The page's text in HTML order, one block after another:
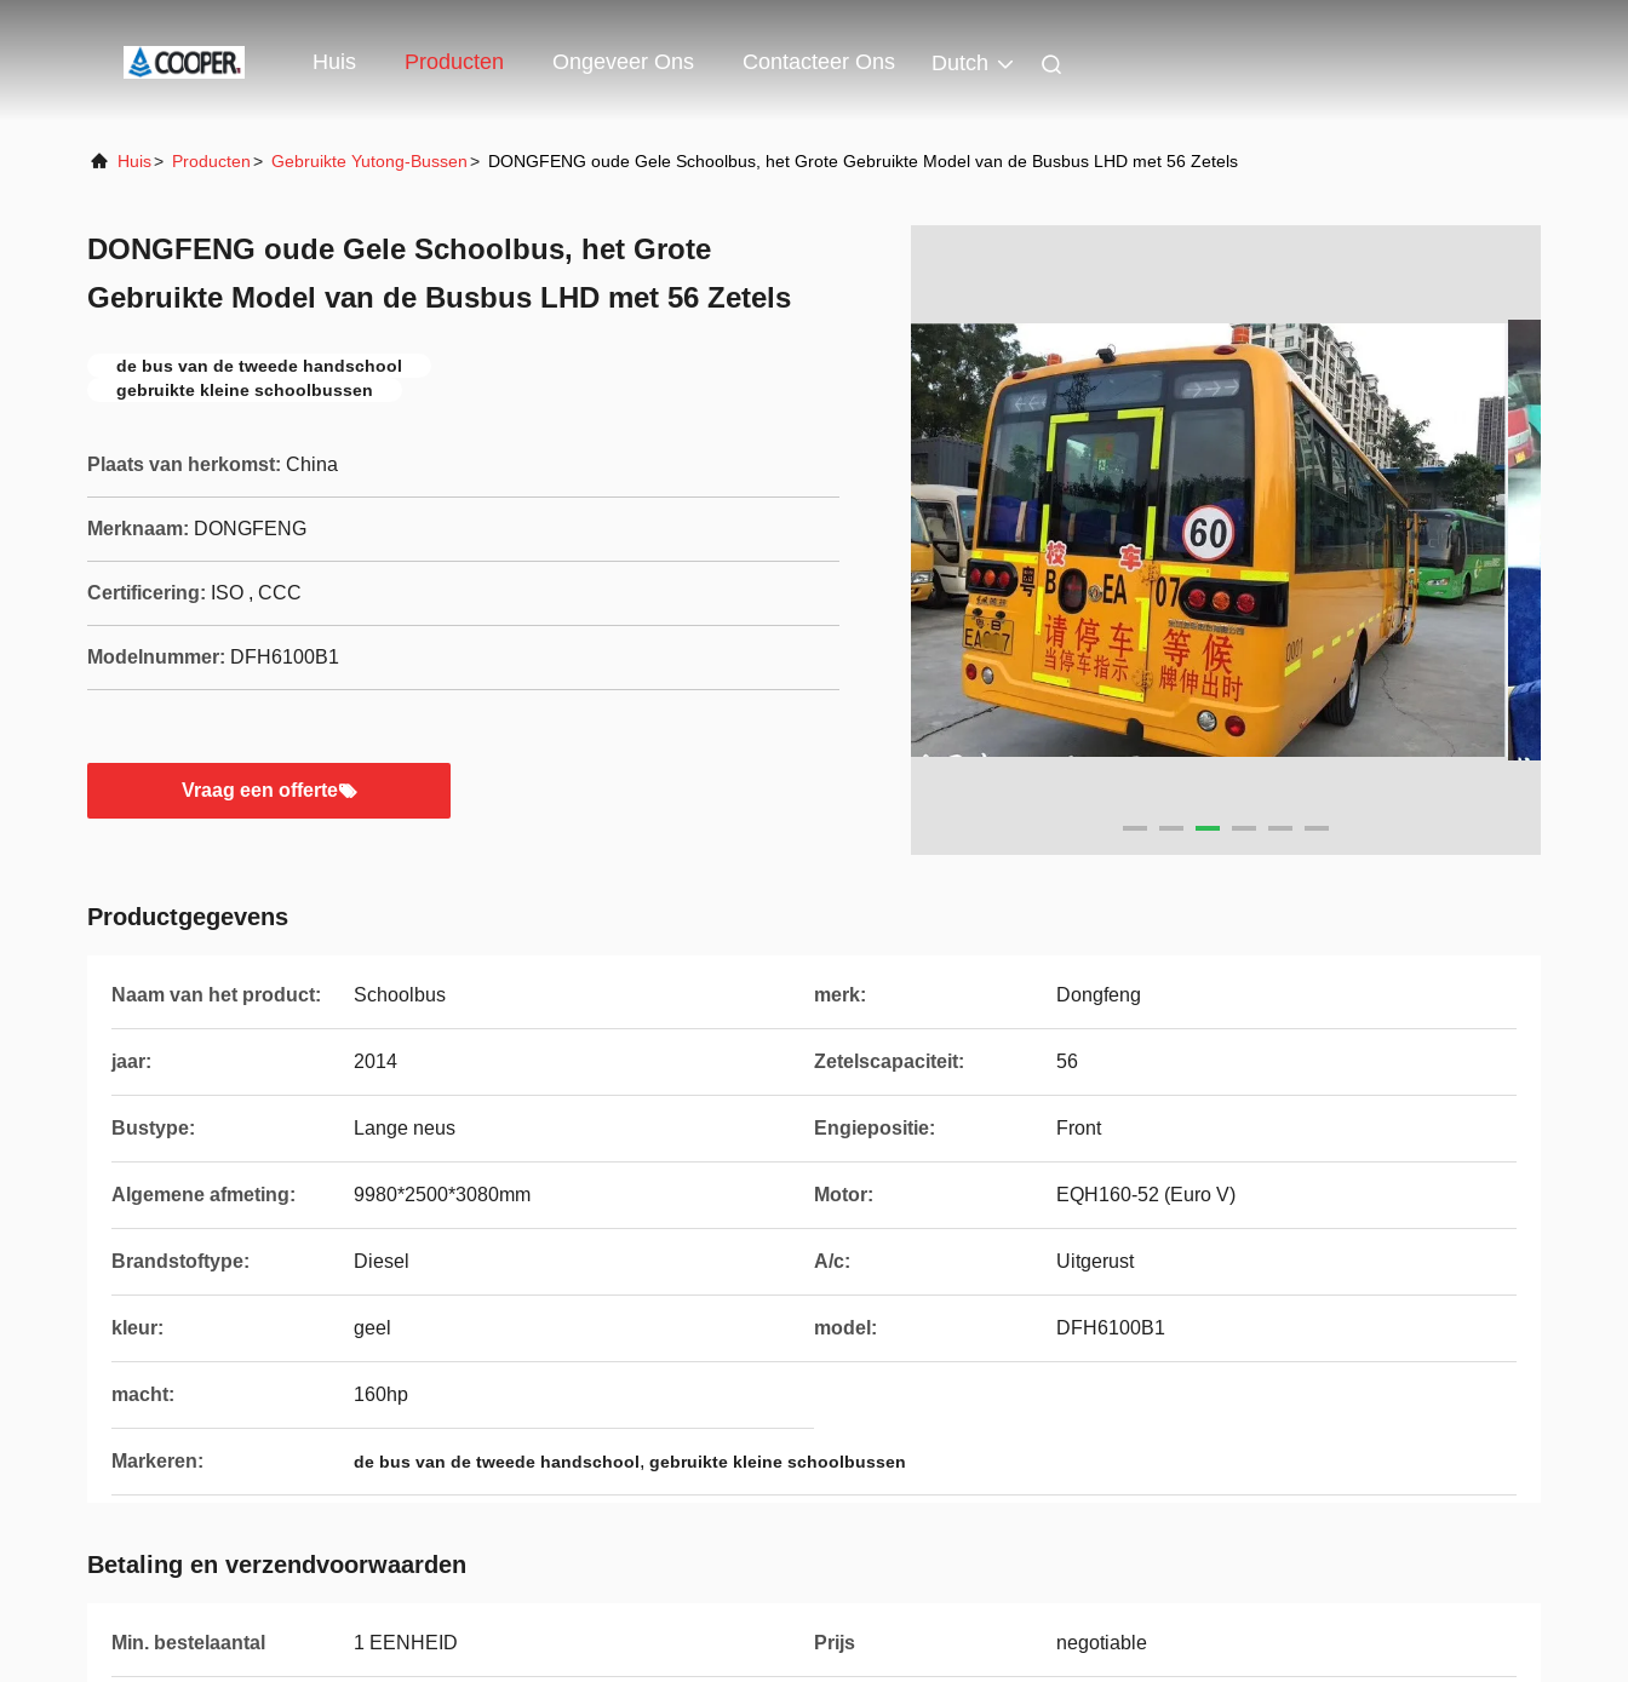
Huis Producten Ongeveer Ons Contacteer Ons Dutch
Huis> Producten> Gebruikte Yutong-Bussen> DONGFENG oude Gele Schoolbus, het Grote Gebruikte Model van de Busbus LHD met 56 Zetels
DONGFENG oude Gele Schoolbus, het Grote
Gebruikte Model van de Busbus LHD met 56 Zetels
de bus van de tweede handschool
gebruikte kleine schoolbussen
Plaats van herkomst: China
Merknaam: DONGFENG
Certificering: ISO , CCC
Modelnummer: DFH6100B1
Vraag een offerte
Productgegevens
Naam van het product: Schoolbus merk: Dongfeng
jaar: 2014 Zetelscapaciteit: 56
Bustype: Lange neus Engiepositie: Front
Algemene afmeting: 9980*2500*3080mm Motor: EQH160-52 (Euro V)
Brandstoftype: Diesel A/c: Uitgerust
kleur: geel model: DFH6100B1
macht: 160hp
Markeren: de bus van de tweede handschool, gebruikte kleine schoolbussen
Betaling en verzendvoorwaarden
Min. bestelaantal 1 EENHEID Prijs negotiable